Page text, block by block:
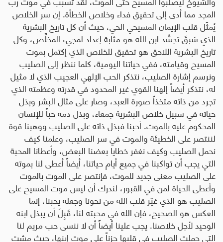
المجد مما أدى إلى تحقيق فداء وخلاص الخطأة. إن سر الخلاص
يُمثّل قلب الإيمان المسيحي الحي، حيث أن كل تاريخ البشرية
الذي سَبقَ تجسُّد ابن الله هو مثابة إعداد لمجيء المخلِّص، وكل
تاريخ البشرية اللاحق هو تحقيق للخلاص الذي إكتمل بموت
المسيح وقيامته، ففي حياتنا اليومية، كلما ننظر إلى الصليب
ونرسم إشارة الصليب، نتذكر الحب الإلهي العجيب الذي لا مثيل
له، نتذكر أيضاً إلهنا القوي غير المحدود في قدرته وعظمته الذي
تجرد من ذاته متخذاً صورة العبد، وصار على مثال البشر وبذل
حياته في سبيل خلاص البشرية جمعاء، وبذل دمه حباً للإنسان
المحكوم عليه بالموت. أحبنا فبذل ذاته على الصليب ووهبنا قوة
لننتصر على الخطيئة والموت في سر الصليب، وعلمنا كيف
نحمل الصليب وكيف نغفر خطايا بعضنا البعض، وأعطانا المحبة
التي يجب أن تواكبنا في جميع أيام حياتنا، أيضاً أعطى لنا بموته
على الصليب معنى جديد للموت، فإنتصر على الموت بالموت
وأعطى الحياة لمن في القبور، لندرك أن ليس موت المسيح على
الصليب هو الذي غيّر قلب الله من نحونا وجعله يحبنا، إنما
العكس هو الصحيح، فإن الله في محبته لنا، قَبِلَ أن يبذل ابنه
الوحيد لأجل خلاصنا. يجب علينا أيضاً أن لا ننسى حب مريم لنا
التي حملت الصليب في قلبها حزناً على موت إبنها، حيث مشت